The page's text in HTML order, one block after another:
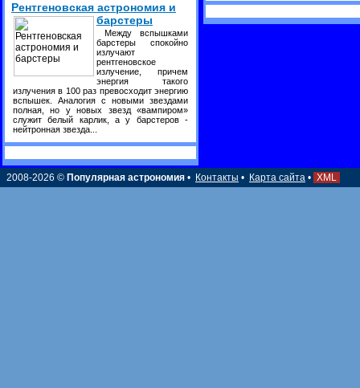
Рентгеновская астрономия и
барстеры
Между вспышками
барстеры спокойно
излучают
рентгеновское
излучение, причем
энергия такого
излучения в 100 раз превосходит энергию
вспышек. Аналогия с новыми звездами
полная, но у новых звезд «вампиром»
служит белый карлик, а у барстеров -
нейтронная звезда...
2008-2026 © Популярная астрономия • Контакты • Карта сайта • XML